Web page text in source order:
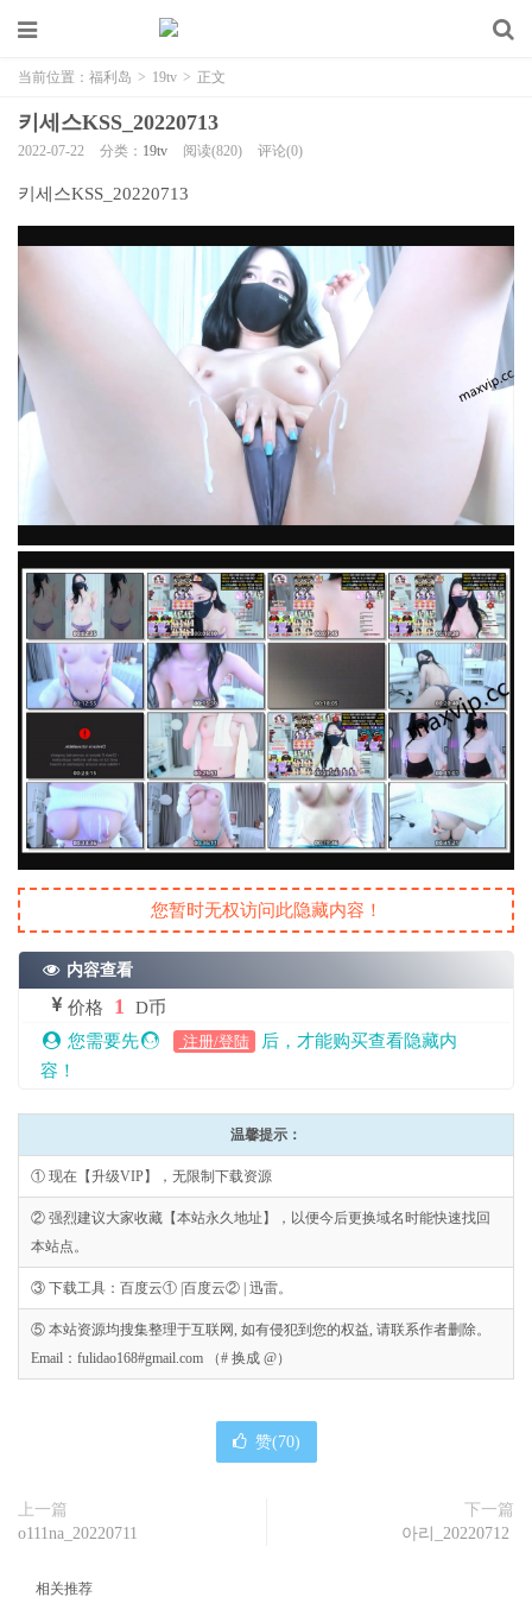
当前位置： 福利岛 > 19tv > 正文
키세스KSS_20220713
2022-07-22 分类： 19tv 阅读(820) 评论(0)
키세스KSS_20220713
您暂时无权访问此隐藏内容！
内容查看
价格 1
D币
您需要先
注册/登陆
后，才能购买查看隐藏内
容！
温馨提示：
① 现在【升级VIP】，无限制下载资源
② 强烈建议大家收藏【本站永久地址】，以便今后更换域名时能快速找回
本站点。
③ 下载工具：百度云① |百度云② | 迅雷。
⑤ 本站资源均搜集整理于互联网, 如有侵犯到您的权益, 请联系作者删除。
Email：fulidao168#gmail.com （# 换成 @）
赞(70)
上一篇
o111na_20220711
下一篇
아리_20220712
相关推荐